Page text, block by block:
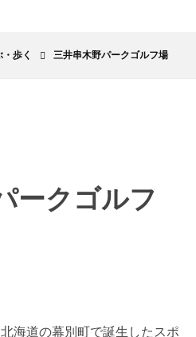
歩く 三井串木野パークゴルフ場
ークゴルフ
海道の幕別町で誕生したスポ